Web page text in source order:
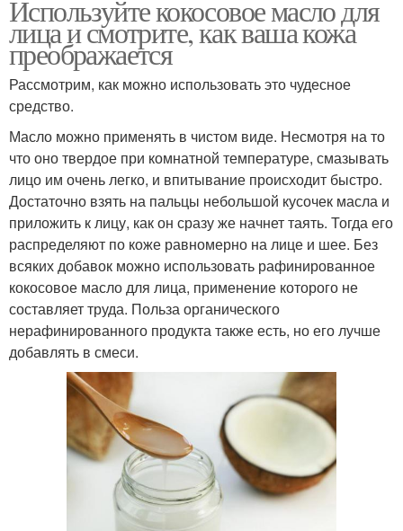
Используйте кокосовое масло для
лица и смотрите, как ваша кожа
преображается
Рассмотрим, как можно использовать это чудесное
средство.
Масло можно применять в чистом виде. Несмотря на то
что оно твердое при комнатной температуре, смазывать
лицо им очень легко, и впитывание происходит быстро.
Достаточно взять на пальцы небольшой кусочек масла и
приложить к лицу, как он сразу же начнет таять. Тогда его
распределяют по коже равномерно на лице и шее. Без
всяких добавок можно использовать рафинированное
кокосовое масло для лица, применение которого не
составляет труда. Польза органического
нерафинированного продукта также есть, но его лучше
добавлять в смеси.